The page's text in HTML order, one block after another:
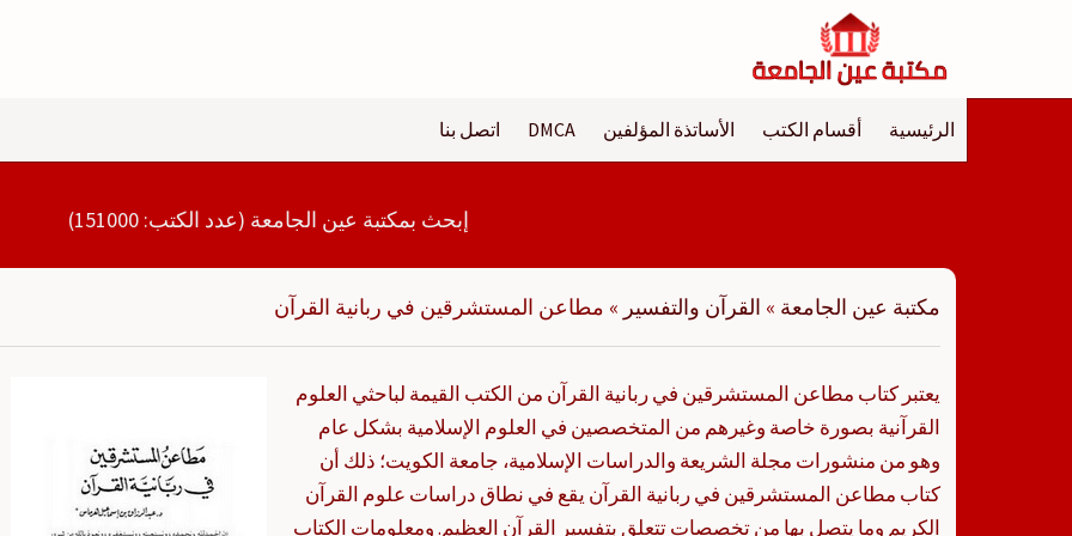
الرئيسية أقسام الكتب الأساتذة المؤلفين DMCA اتصل بنا
إبحث بمكتبة عين الجامعة (عدد الكتب: 151000)
مكتبة عين الجامعة » القرآن والتفسير » مطاعن المستشرقين في ربانية القرآن
يعتبر كتاب مطاعن المستشرقين في ربانية القرآن من الكتب القيمة لباحثي العلوم
القرآنية بصورة خاصة وغيرهم من المتخصصين في العلوم الإسلامية بشكل عام
وهو من منشورات مجلة الشريعة والدراسات الإسلامية، جامعة الكويت؛ ذلك أن
كتاب مطاعن المستشرقين في ربانية القرآن يقع في نطاق دراسات علوم القرآن
الكريم وما يتصل بها من تخصصات تتعلق بتفسير القرآن العظيم. ومعلومات الكتاب